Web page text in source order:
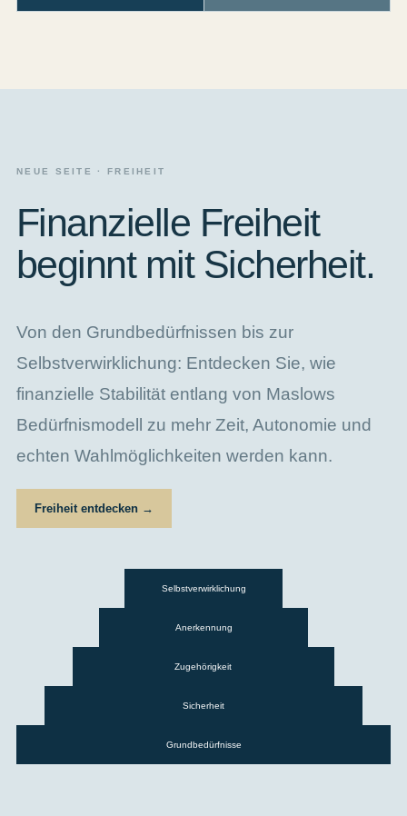
NEUE SEITE · FREIHEIT
Finanzielle Freiheit
beginnt mit Sicherheit.
Von den Grundbedürfnissen bis zur
Selbstverwirklichung: Entdecken Sie, wie
finanzielle Stabilität entlang von Maslows
Bedürfnismodell zu mehr Zeit, Autonomie und
echten Wahlmöglichkeiten werden kann.
Freiheit entdecken →
Selbstverwirklichung
Anerkennung
Zugehörigkeit
Sicherheit
Grundbedürfnisse